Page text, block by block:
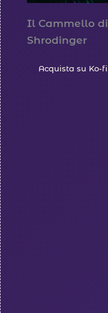
Il Cammello di
Shrodinger
Acquista su Ko-fi